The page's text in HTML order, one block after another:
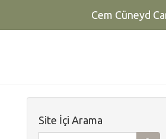
Cem Cüneyd
Site İçi Arama